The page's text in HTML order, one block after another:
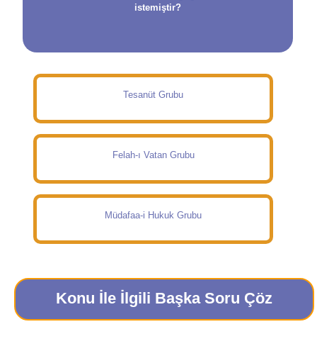
istemiştir?
Tesanüt Grubu
Felah-ı Vatan Grubu
Müdafaa-i Hukuk Grubu
Konu İle İlgili Başka Soru Çöz